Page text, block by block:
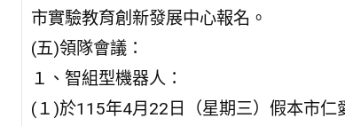
市實驗教育創新發展中心報名。
(五)領隊會議：
１、智組型機器人：
(１)於115年4月22日（星期三）假本市仁